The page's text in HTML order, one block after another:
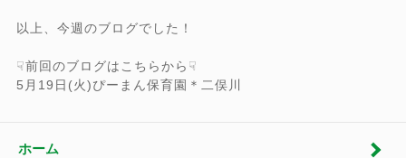
以上、今週のブログでした！
☟前回のブログはこちらから☟
5月19日(火)ぴーまん保育園＊二俣川
ホーム